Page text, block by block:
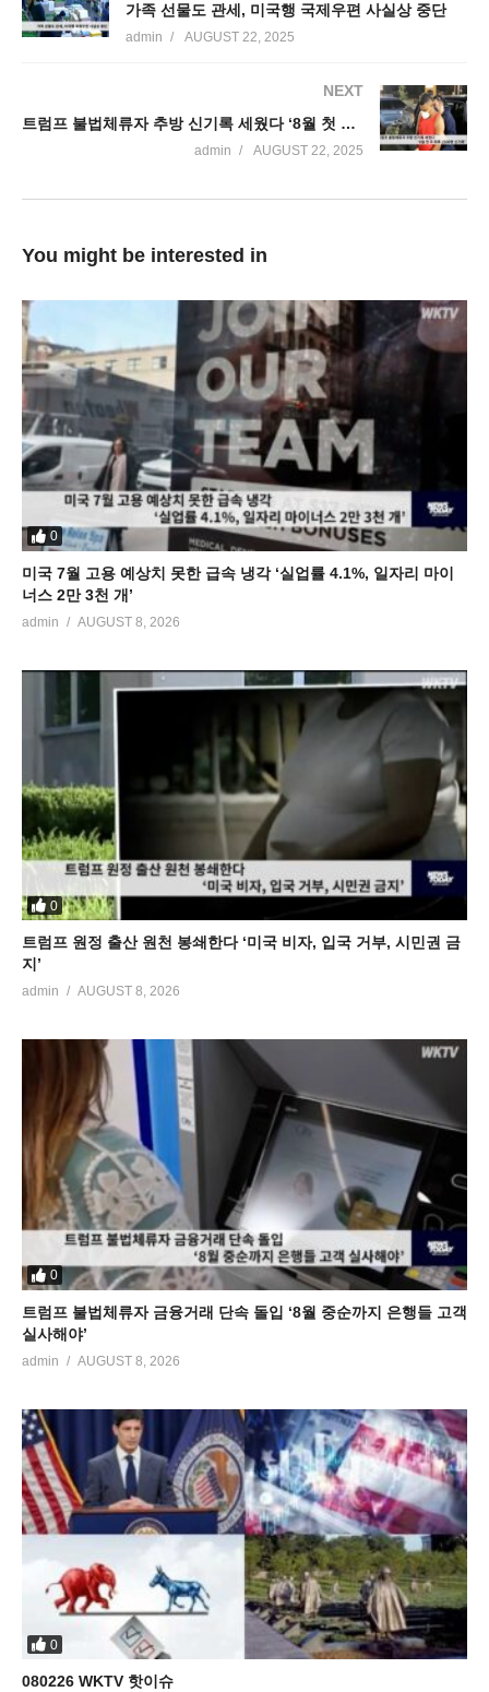
가족 선물도 관세, 미국행 국제우편 사실상 중단
admin AUGUST 22, 2025
NEXT
트럼프 불법체류자 추방 신기록 세웠다 ‘8월 첫 주 하루 1500명 신기록’
admin AUGUST 22, 2025
You might be interested in
0
미국 7월 고용 예상치 못한 급속 냉각 ‘실업률 4.1%, 일자리 마이
너스 2만 3천 개’
admin AUGUST 8, 2026
0
트럼프 원정 출산 원천 봉쇄한다 ‘미국 비자, 입국 거부, 시민권 금
지’
admin AUGUST 8, 2026
0
트럼프 불법체류자 금융거래 단속 돌입 ‘8월 중순까지 은행들 고객
실사해야’
admin AUGUST 8, 2026
0
080226 WKTV 핫이슈